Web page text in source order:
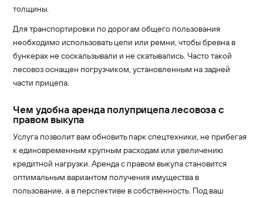
толщины.
Для транспортировки по дорогам общего пользования
необходимо использовать цепи или ремни, чтобы бревна в
бункерах не соскальзывали и не скатывались. Часто такой
лесовоз оснащен погрузчиком, установленным на задней
части прицепа.
Чем удобна аренда полуприцепа лесовоза с
правом выкупа
Услуга позволит вам обновить парк спецтехники, не прибегая
к единовременным крупным расходам или увеличению
кредитной нагрузки. Аренда с правом выкупа становится
оптимальным вариантом получения имущества в
пользование, а в перспективе в собственность. Под ваш